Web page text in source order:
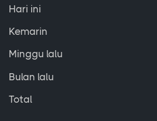
Hari ini
Kemarin
Minggu lalu
Bulan lalu
Total